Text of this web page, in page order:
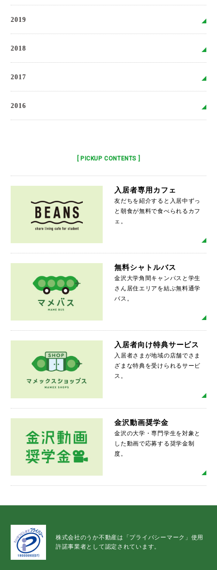
2019
2018
2017
2016
[ PICKUP CONTENTS ]
入居者専用カフェ
友だちを紹介すると入居中ずっ
と朝食が無料で食べられるカフ
ェ。
無料シャトルバス
金沢大学角間キャンパスと学生
さん居住エリアを結ぶ無料通学
バス。
入居者向け特典サービス
入居者さまが地域の店舗でさま
ざまな特典を受けられるサービ
ス。
金沢動画奨学金
金沢の大学・専門学生を対象と
した動画で応募する奨学金制
度。
株式会社のうか不動産は「プライバシーマーク」使用
許諾事業者として認定されています。